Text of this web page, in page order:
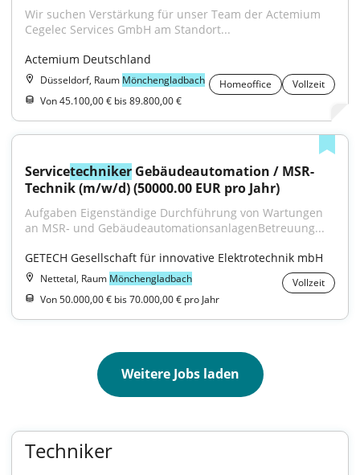
﻿Wir suchen Verstärkung für unser Team der Actemium
Cegelec Services GmbH am Standort...
Actemium Deutschland
Düsseldorf, Raum Mönchengladbach Homeoffice
Vollzeit
Von 45.100,00 € bis 89.800,00 €
Servicetechniker Gebäudeautomation / MSR-
Technik (m/w/d) (50000.00 EUR pro Jahr)
Aufgaben Eigenständige Durchführung von Wartungen
an MSR‑ und GebäudeautomationsanlagenBetreuung...
GETECH Gesellschaft für innovative Elektrotechnik mbH
Nettetal, Raum Mönchengladbach
Vollzeit
Von 50.000,00 € bis 70.000,00 € pro Jahr
Weitere Jobs laden
Techniker